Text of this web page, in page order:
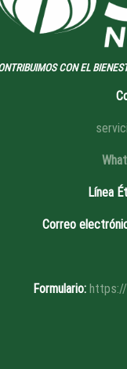
CON EL
Línea
Correo
Formulario: https://